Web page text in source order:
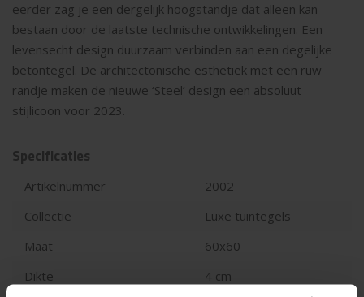
eerder zag je een dergelijk hoogstandje dat alleen kan
bestaan door de laatste technische ontwikkelingen. Een
levensecht design duurzaam verbinden aan een degelijke
betontegel. De architectonische esthetiek met een ruw
randje maken de nieuwe ‘Steel’ design een absoluut
stijlicoon voor 2023.
Specificaties
Artikelnummer
2002
Collectie
Luxe tuintegels
Maat
60x60
Dikte
4 cm